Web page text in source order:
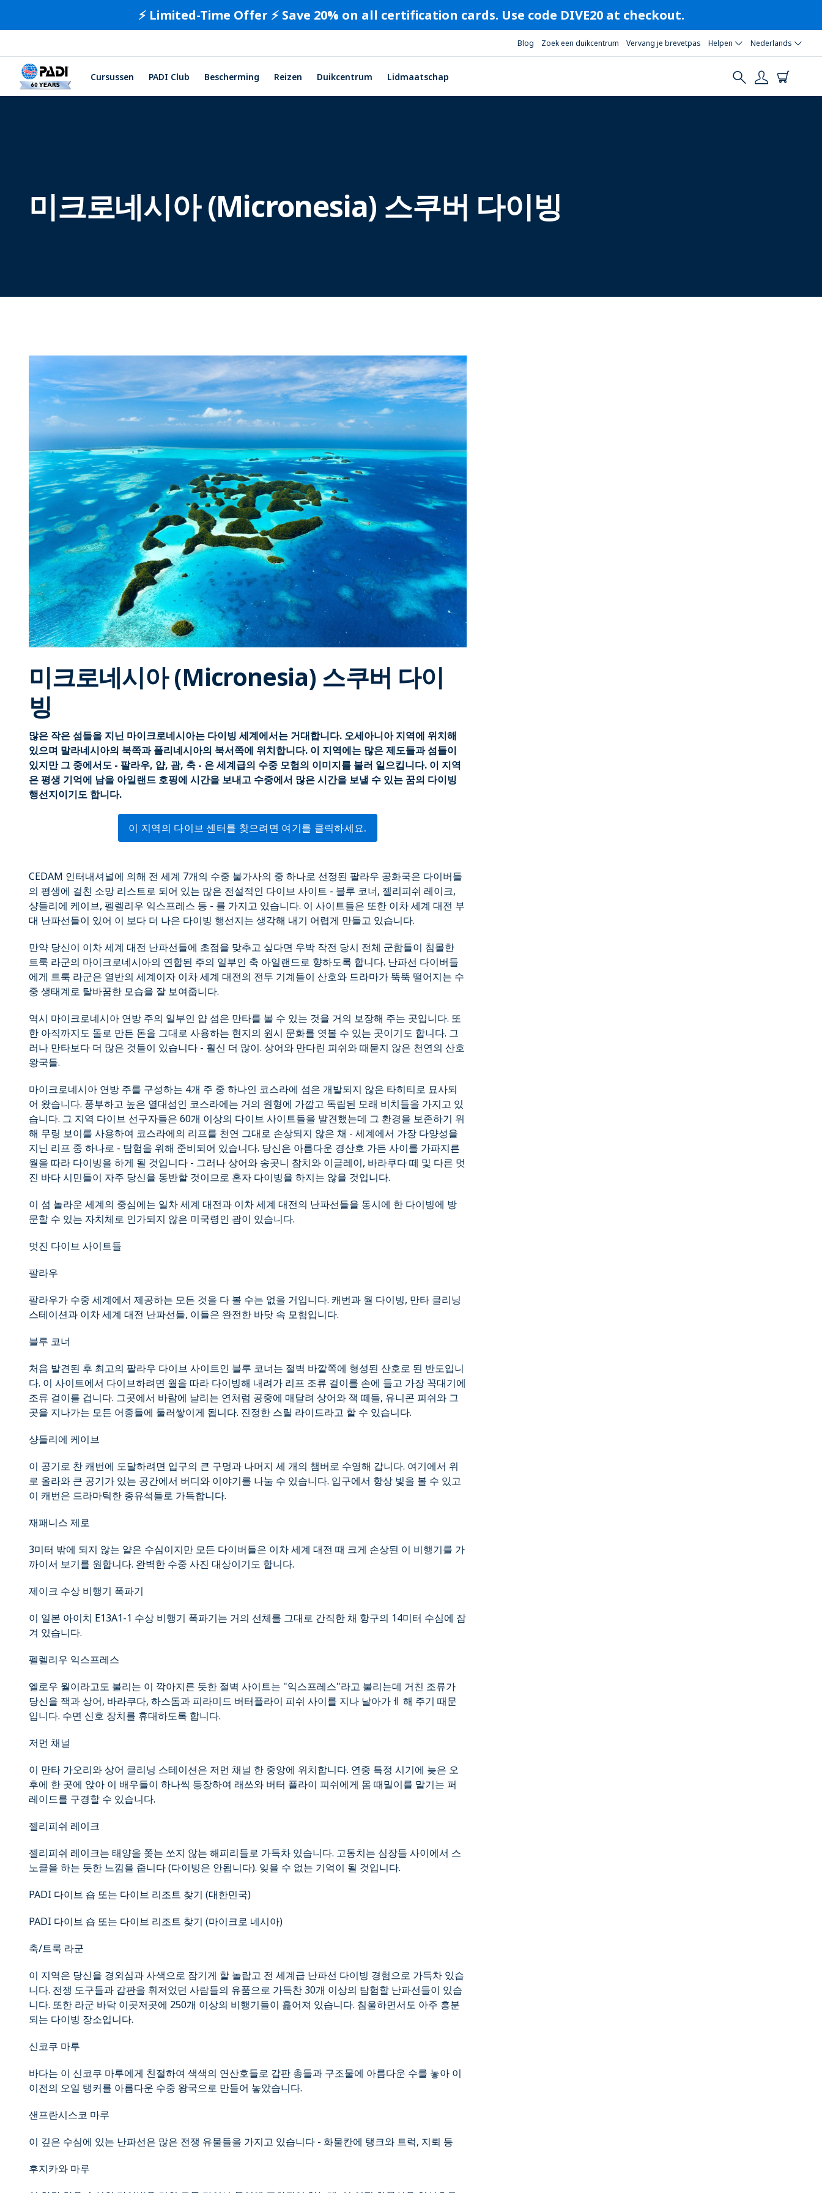
⚡️ Limited-Time Offer ⚡️ Save 20% on all certification cards. Use code DIVE20 at checkout.
Blog Zoek een duikcentrum Vervang je brevetpas Helpen Nederlands
Cursussen PADI Club Bescherming Reizen Duikcentrum Lidmaatschap
미크로네시아 (Micronesia) 스쿠버 다이빙
미크로네시아 (Micronesia) 스쿠버 다이
빙
많은 작은 섬들을 지닌 마이크로네시아는 다이빙 세계에서는 거대합니다. 오세아니아 지역에 위치해
있으며 말라네시아의 북쪽과 폴리네시아의 북서쪽에 위치합니다. 이 지역에는 많은 제도들과 섬들이
있지만 그 중에서도 - 팔라우, 얍, 괌, 축 - 은 세계급의 수중 모험의 이미지를 불러 일으킵니다. 이 지역
은 평생 기억에 남을 아일랜드 호핑에 시간을 보내고 수중에서 많은 시간을 보낼 수 있는 꿈의 다이빙
행선지이기도 합니다.
이 지역의 다이브 센터를 찾으려면 여기를 클릭하세요.
CEDAM 인터내셔널에 의해 전 세계 7개의 수중 불가사의 중 하나로 선정된 팔라우 공화국은 다이버들
의 평생에 걸친 소망 리스트로 되어 있는 많은 전설적인 다이브 사이트 - 블루 코너, 젤리피쉬 레이크,
샹들리에 케이브, 펠렐리우 익스프레스 등 - 를 가지고 있습니다. 이 사이트들은 또한 이차 세계 대전 부
대 난파선들이 있어 이 보다 더 나은 다이빙 행선지는 생각해 내기 어렵게 만들고 있습니다.
만약 당신이 이차 세계 대전 난파선들에 초점을 맞추고 싶다면 우박 작전 당시 전체 군함들이 침몰한
트룩 라군의 마이크로네시아의 연합된 주의 일부인 축 아일랜드로 향하도록 합니다. 난파선 다이버들
에게 트룩 라군은 열반의 세계이자 이차 세계 대전의 전투 기계들이 산호와 드라마가 뚝뚝 떨어지는 수
중 생태계로 탈바꿈한 모습을 잘 보여줍니다.
역시 마이크로네시아 연방 주의 일부인 얍 섬은 만타를 볼 수 있는 것을 거의 보장해 주는 곳입니다. 또
한 아직까지도 돌로 만든 돈을 그대로 사용하는 현지의 원시 문화를 엿볼 수 있는 곳이기도 합니다. 그
러나 만타보다 더 많은 것들이 있습니다 - 훨신 더 많이. 상어와 만다린 피쉬와 때묻지 않은 천연의 산호
왕국들.
마이크로네시아 연방 주를 구성하는 4개 주 중 하나인 코스라에 섬은 개발되지 않은 타히티로 묘사되
어 왔습니다. 풍부하고 높은 열대섬인 코스라에는 거의 원형에 가깝고 독립된 모래 비치들을 가지고 있
습니다. 그 지역 다이브 선구자들은 60개 이상의 다이브 사이트들을 발견했는데 그 환경을 보존하기 위
해 무링 보이를 사용하여 코스라에의 리프를 천연 그대로 손상되지 않은 채 - 세계에서 가장 다양성을
지닌 리프 중 하나로 - 탐험을 위해 준비되어 있습니다. 당신은 아름다운 경산호 가든 사이를 가파지른
월을 따라 다이빙을 하게 될 것입니다 - 그러나 상어와 송곳니 참치와 이글레이, 바라쿠다 떼 및 다른 멋
진 바다 시민들이 자주 당신을 동반할 것이므로 혼자 다이빙을 하지는 않을 것입니다.
이 섬 놀라운 세계의 중심에는 일차 세계 대전과 이차 세계 대전의 난파선들을 동시에 한 다이빙에 방
문할 수 있는 자치체로 인가되지 않은 미국령인 괌이 있습니다.
멋진 다이브 사이트들
팔라우
팔라우가 수중 세계에서 제공하는 모든 것을 다 볼 수는 없을 거입니다. 캐번과 월 다이빙, 만타 클리닝
스테이션과 이차 세계 대전 난파선들, 이들은 완전한 바닷 속 모험입니다.
블루 코너
처음 발견된 후 최고의 팔라우 다이브 사이트인 블루 코너는 절벽 바깥쪽에 형성된 산호로 된 반도입니
다. 이 사이트에서 다이브하려면 월을 따라 다이빙해 내려가 리프 조류 걸이를 손에 들고 가장 꼭대기에
조류 걸이를 겁니다. 그곳에서 바람에 날리는 연처럼 공중에 매달려 상어와 잭 떼들, 유니콘 피쉬와 그
곳을 지나가는 모든 어종들에 둘러쌓이게 됩니다. 진정한 스릴 라이드라고 할 수 있습니다.
샹들리에 케이브
이 공기로 찬 캐번에 도달하려면 입구의 큰 구멍과 나머지 세 개의 챔버로 수영해 갑니다. 여기에서 위
로 올라와 큰 공기가 있는 공간에서 버디와 이야기를 나눌 수 있습니다. 입구에서 항상 빛을 볼 수 있고
이 캐번은 드라마틱한 종유석들로 가득합니다.
재패니스 제로
3미터 밖에 되지 않는 얕은 수심이지만 모든 다이버들은 이차 세계 대전 때 크게 손상된 이 비행기를 가
까이서 보기를 원합니다. 완벽한 수중 사진 대상이기도 합니다.
제이크 수상 비행기 폭파기
이 일본 아이치 E13A1-1 수상 비행기 폭파기는 거의 선체를 그대로 간직한 채 항구의 14미터 수심에 잠
겨 있습니다.
펠렐리우 익스프레스
엘로우 월이라고도 불리는 이 깍아지른 듯한 절벽 사이트는 "익스프레스"라고 불리는데 거친 조류가
당신을 잭과 상어, 바라쿠다, 하스돔과 피라미드 버터플라이 피쉬 사이를 지나 날아가ㅔ 해 주기 때문
입니다. 수면 신호 장치를 휴대하도록 합니다.
저먼 채널
이 만타 가오리와 상어 클리닝 스테이션은 저먼 채널 한 중앙에 위치합니다. 연중 특정 시기에 늦은 오
후에 한 곳에 앉아 이 배우들이 하나씩 등장하여 래쓰와 버터 플라이 피쉬에게 몸 때밀이를 맡기는 퍼
레이드를 구경할 수 있습니다.
젤리피쉬 레이크
젤리피쉬 레이크는 태양을 쫒는 쏘지 않는 해피리들로 가득차 있습니다. 고동치는 심장들 사이에서 스
노클을 하는 듯한 느낌을 줍니다 (다이빙은 안됩니다). 잊을 수 없는 기억이 될 것입니다.
PADI 다이브 숍 또는 다이브 리조트 찾기 (대한민국)
PADI 다이브 숍 또는 다이브 리조트 찾기 (마이크로 네시아)
축/트룩 라군
이 지역은 당신을 경외심과 사색으로 잠기게 할 놀랍고 전 세계급 난파선 다이빙 경험으로 가득차 있습
니다. 전쟁 도구들과 갑판을 휘저었던 사람들의 유품으로 가득찬 30개 이상의 탐험할 난파선들이 있습
니다. 또한 라군 바닥 이곳저곳에 250개 이상의 비행기들이 흝어져 있습니다. 침울하면서도 아주 흥분
되는 다이빙 장소입니다.
신코쿠 마루
바다는 이 신코쿠 마루에게 친절하여 색색의 연산호들로 갑판 총들과 구조물에 아름다운 수를 놓아 이
이전의 오일 탱커를 아름다운 수중 왕국으로 만들어 놓았습니다.
샌프란시스코 마루
이 깊은 수심에 있는 난파선은 많은 전쟁 유물들을 가지고 있습니다 - 화물칸에 탱크와 트럭, 지뢰 등
후지카와 마루